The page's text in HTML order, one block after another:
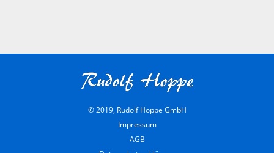
© 2019, Rudolf Hoppe GmbH
Impressum
AGB